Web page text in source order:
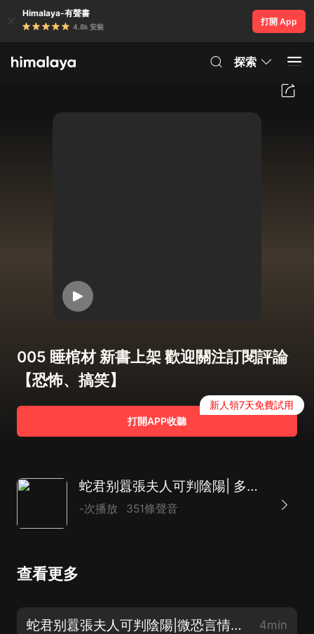
Himalaya-有聲書
4.8k 安裝
打開 App
探索
005 睡棺材 新書上架 歡迎關注訂閱評論
【恐怖、搞笑】
打開APP收聽
新人領7天免費試用
蛇君别囂張夫人可判陰陽| 多人演播 【恐怖、搞笑】女頻成長
-次播放 351條聲音
查看更多
蛇君别囂張夫人可判陰陽|微恐言情|女頻靈異【求關注、求訂閱】 4min